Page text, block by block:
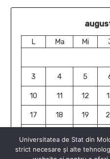
L Ma Mi
3 4 5
10 11 12
17 18 19
31
Universitatea de Stat din
strict necesare și alte